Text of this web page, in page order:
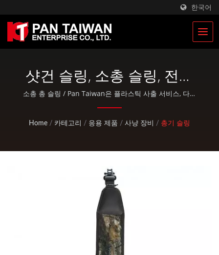
한국어
샷건 슬링, 소총 슬링, 전술
슬링, 어깨 스트랩 | 군용 전
술 가방 및 군용 배낭 제조
소총 총 슬링 / Pan Taiwan은 플라스틱 사출 서비스, 다이
주조, 단조, CNC 가공, EDC 파우치 및 표준 자전거 및 야외
Home / 카테고리 / 응용 제품 / 사냥 장비 / 총기 슬링